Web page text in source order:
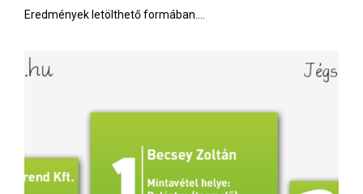
Eredmények letölthető formában....